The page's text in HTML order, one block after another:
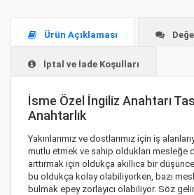
Ürün Açıklaması
İptal ve İade Koşulları
İsme Özel İngiliz Anahtarı
Anahtarlık
Yakınlarımız ve dostlarımız için iş
mutlu etmek ve sahip oldukları mesleğe
arttırmak için oldukça akıllıca bir
bu oldukça kolay olabiliyorken, bazı
bulmak epey zorlayıcı olabiliyor. Söz